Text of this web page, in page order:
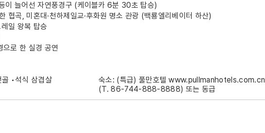
이 늘어선 자연풍경구 (케이블카 6분 30초 탑승)
협곡, 미혼대·천하제일교·후화원 명소 관광 (백룡엘리베이터 하산)
일 왕복 탑승
로 한 실경 공연
•석식 삼겹살 숙소: (특급) 풀만호텔www.pullmanhotels.com.cn
(T. 86-744-888-8888) 또는 동급